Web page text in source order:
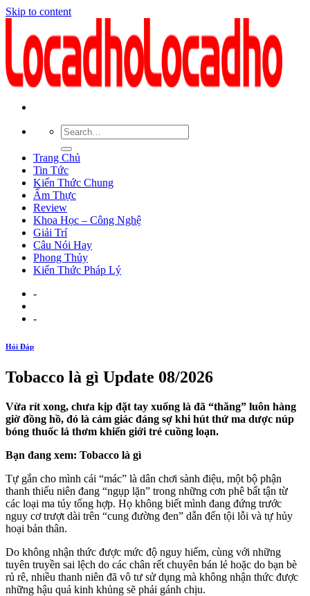
Skip to content
Trang Chủ
Tin Tức
Kiến Thức Chung
Ẩm Thực
Review
Khoa Học – Công Nghệ
Giải Trí
Câu Nói Hay
Phong Thủy
Kiến Thức Pháp Lý
-
-
Hỏi Đáp
Tobacco là gì Update 08/2026
Vừa rít xong, chưa kịp đặt tay xuống là đã “thăng” luôn hàng
giờ đồng hồ, đó là cảm giác đáng sợ khi hút thứ ma dược núp
bóng thuốc lá thơm khiến giới trẻ cuồng loạn.
Bạn đang xem: Tobacco là gì
Tự gắn cho mình cái “mác” là dân chơi sành điệu, một bộ phận
thanh thiếu niên đang “ngụp lặn” trong những cơn phê bất tận từ
các loại ma túy tổng hợp. Họ không biết mình đang đứng trước
nguy cơ trượt dài trên “cung đường đen” dẫn đến tội lỗi và tự hủy
hoại bản thân.
Do không nhận thức được mức độ nguy hiểm, cùng với những
tuyên truyền sai lệch do các chân rết chuyên bán lẻ hoặc do bạn bè
rủ rê, nhiều thanh niên đã vô tư sử dụng mà không nhận thức được
những hậu quả kinh khủng sẽ phải gánh chịu.